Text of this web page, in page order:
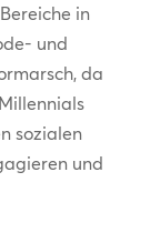
in
und
da
sozialen
und